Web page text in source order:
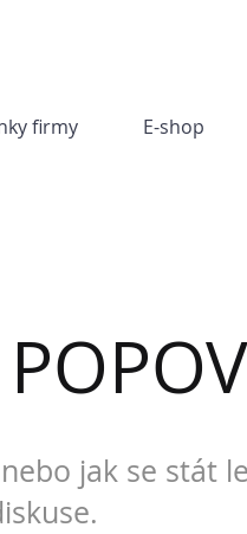
firmy E-shop
jak se stát